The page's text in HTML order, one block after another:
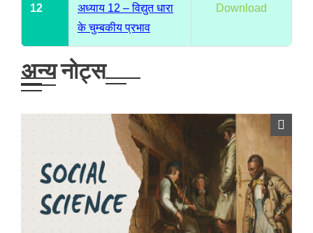
12
अध्याय 12 – विद्युत धारा
के चुम्बकीय प्रभाव
Download
अन्य नोट्स